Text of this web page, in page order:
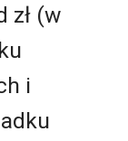
zł (w
i